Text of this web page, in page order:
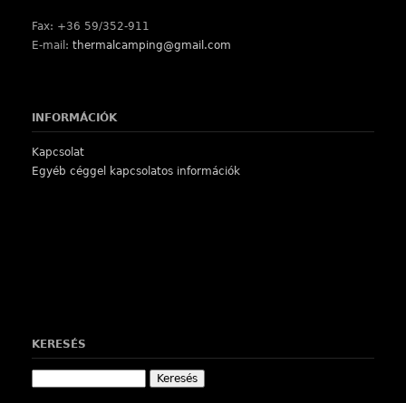
Fax: +36 59/352-911
E-mail: thermalcamping@gmail.com
INFORMÁCIÓK
Kapcsolat
Egyéb céggel kapcsolatos információk
KERESÉS